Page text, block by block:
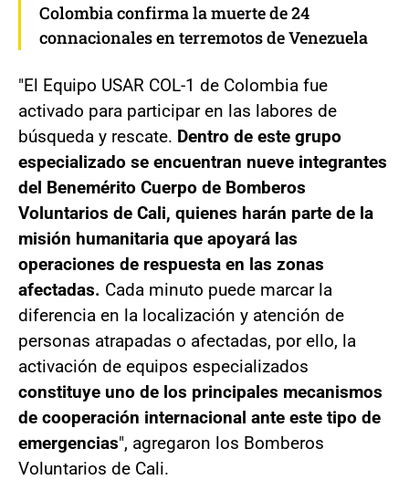
Colombia confirma la muerte de 24
connacionales en terremotos de Venezuela
"El Equipo USAR COL-1 de Colombia fue
activado para participar en las labores de
búsqueda y rescate. Dentro de este grupo
especializado se encuentran nueve integrantes
del Benemérito Cuerpo de Bomberos
Voluntarios de Cali, quienes harán parte de la
misión humanitaria que apoyará las
operaciones de respuesta en las zonas
afectadas. Cada minuto puede marcar la
diferencia en la localización y atención de
personas atrapadas o afectadas, por ello, la
activación de equipos especializados
constituye uno de los principales mecanismos
de cooperación internacional ante este tipo de
emergencias", agregaron los Bomberos
Voluntarios de Cali.